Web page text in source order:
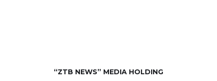
“ZTB NEWS” MEDIA HOLDING